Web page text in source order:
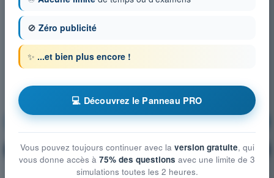
Communications S'entraîner !
🔒 PRO Explication de la question
🚫 Zéro publicité
✨ ...et bien plus encore !
💻 Découvrez le Panneau PRO
Vous pouvez toujours continuer avec la version gratuite, qui
vous donne accès à 75% des questions avec une limite de 3
simulations toutes les 2 heures.